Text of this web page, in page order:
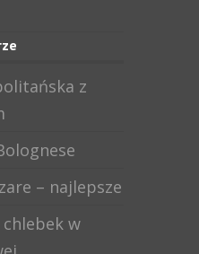
z
– najlepsze
chlebek w